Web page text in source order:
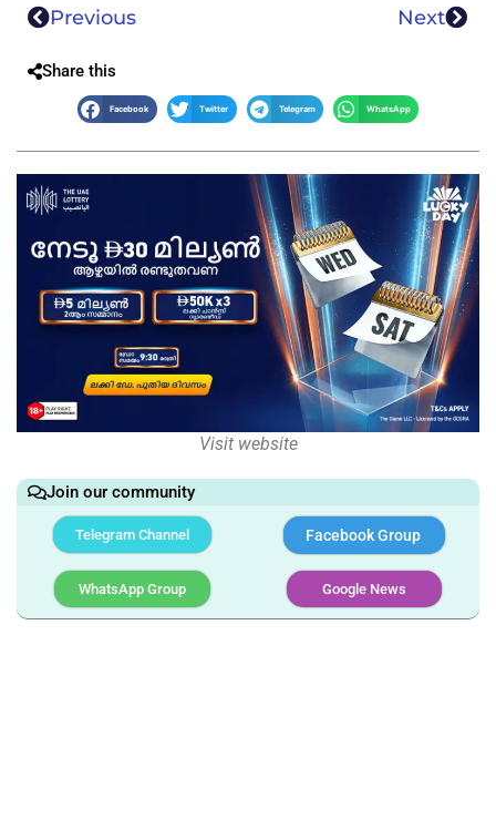
Previous Next
Share this
Facebook Twitter Telegram WhatsApp
Visit website
Join our community
Telegram Channel Facebook Group
WhatsApp Group Google News